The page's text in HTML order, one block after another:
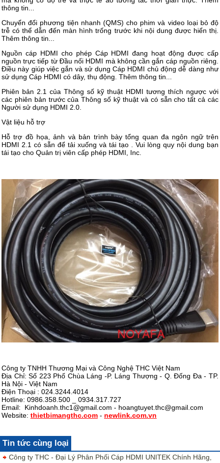
thông tin...
Chuyển đổi phương tiện nhanh (QMS) cho phim và video loại bỏ độ
trễ có thể dẫn đến màn hình trống trước khi nội dung được hiển thị.
Thêm thông tin...
Nguồn cáp HDMI cho phép Cáp HDMI đang hoạt động được cấp
nguồn trực tiếp từ Đầu nối HDMI mà không cần gắn cáp nguồn riêng.
Điều này giúp việc gắn và sử dụng Cáp HDMI chủ động dễ dàng như
sử dụng Cáp HDMI có dây, thụ động. Thêm thông tin...
Phiên bản 2.1 của Thông số kỹ thuật HDMI tương thích ngược với
các phiên bản trước của Thông số kỹ thuật và có sẵn cho tất cả các
Người sử dụng HDMI 2.0.
Vật liệu hỗ trợ
Hỗ trợ đồ họa, ảnh và bản trình bày tổng quan đa ngôn ngữ trên
HDMI 2.1 có sẵn để tải xuống và tái tạo . Vui lòng quy nội dung bạn
tái tạo cho Quản trị viên cấp phép HDMI, Inc.
Công ty TNHH Thương Mại và Công Nghệ THC Việt Nam
Địa Chỉ: Số 223 Phố Chùa Láng -P. Láng Thượng - Q. Đống Đa - TP.
Hà Nội - Việt Nam
Điện Thoại : 024.3244.4014
Hotline: 0986.358.500 _ 0934.317.727
Email: Kinhdoanh.thc1@gmail.com - hoangtuyet.thc@gmail.com
Website: thietbimangthc.com - newlink.com.vn
Tin tức cùng loại
Công ty THC - Đại Lý Phân Phối Cáp HDMI UNITEK Chính Hãng,